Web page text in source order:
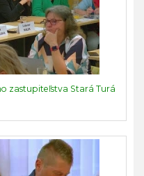
zastupiteľstva Stará Turá